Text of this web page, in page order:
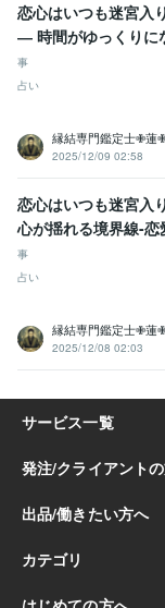
恋心はいつも迷宮入
― 時間がゆっくりに
事
占い
縁結専門鑑定士✙蓮
2025/12/09 02:58
恋心はいつも迷宮入
心が揺れる境界線-
事
占い
縁結専門鑑定士✙蓮
2025/12/08 02:03